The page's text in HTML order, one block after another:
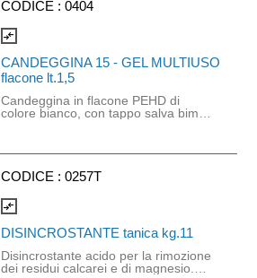
CODICE :0404
compare_arrows
CANDEGGINA 15 - GEL MULTIUSO
flacone lt.1,5
Candeggina in flacone PEHD di
colore bianco, con tappo salva bimbo
ideale per sbiancare, pulire e
tutte le superfici lavabili del bagno e
graffia ed assicura un pulito perfetto.
In bagno: lavandino, vasca da bagno,
box doccia, wc, piastrelle e
rubinetterie. In cucina: lavelli, piani
cottura, superfici di lavoro ed
elettrodomestici. Sui pavimenti:
CODICE :0257T
compare_arrows
DISINCROSTANTE tanica kg.11
Disincrostante acido per la rimozione
dei residui calcarei e di magnesio.